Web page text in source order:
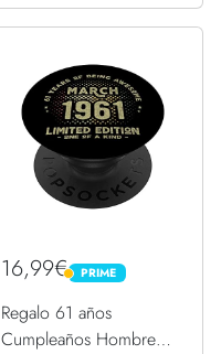
16,99€ PRIME
PRIME
Regalo 61 años
Cumpleaños Hombre